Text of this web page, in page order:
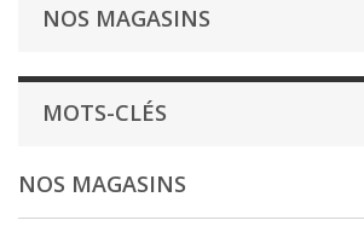
NOS MAGASINS
MOTS-CLÉS
NOS MAGASINS